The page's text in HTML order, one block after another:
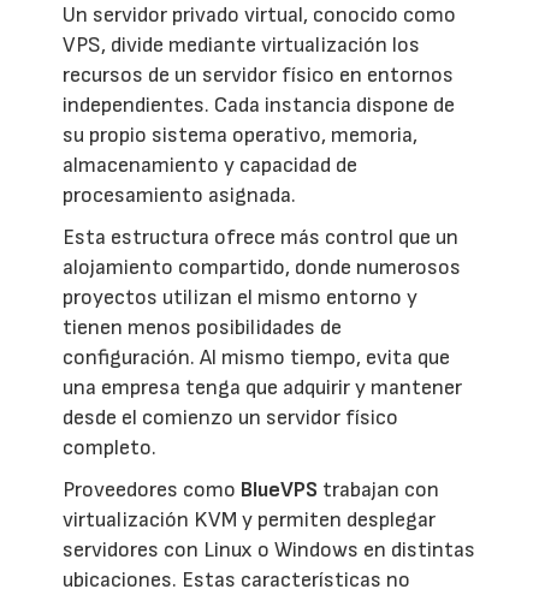
Un servidor privado virtual, conocido como
VPS, divide mediante virtualización los
recursos de un servidor físico en entornos
independientes. Cada instancia dispone de
su propio sistema operativo, memoria,
almacenamiento y capacidad de
procesamiento asignada.
Esta estructura ofrece más control que un
alojamiento compartido, donde numerosos
proyectos utilizan el mismo entorno y
tienen menos posibilidades de
configuración. Al mismo tiempo, evita que
una empresa tenga que adquirir y mantener
desde el comienzo un servidor físico
completo.
Proveedores como BlueVPS trabajan con
virtualización KVM y permiten desplegar
servidores con Linux o Windows en distintas
ubicaciones. Estas características no